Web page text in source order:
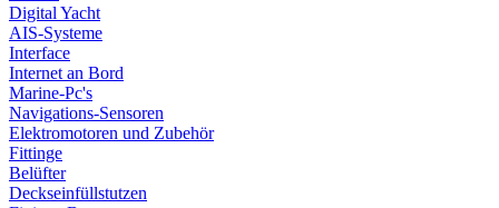
Digital Yacht
AIS-Systeme
Interface
Internet an Bord
Marine-Pc's
Navigations-Sensoren
Elektromotoren und Zubehör
Fittinge
Belüfter
Deckseinfüllstutzen